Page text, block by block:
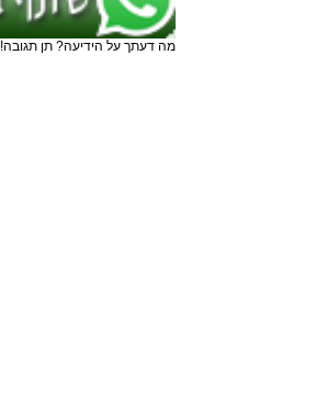
מה דעתך על הידיעה? תן תגובה!